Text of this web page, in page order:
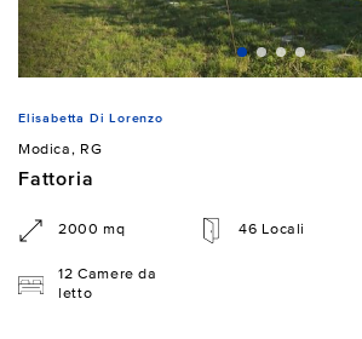
Elisabetta Di Lorenzo
Modica, RG
Fattoria
2000 mq 46 Locali
12 Camere da
letto